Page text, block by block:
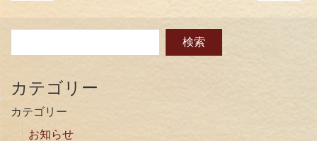
カテゴリー
カテゴリー
お知らせ